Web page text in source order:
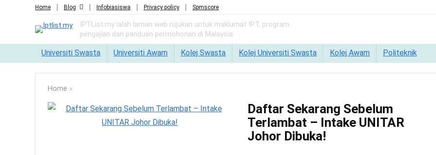
Home Blog Infobiasiswa Privacy policy Spmscore
IPTList.my ialah laman web rujukan untuk maklumat IPT, program
pengajian dan panduan permohonan di Malaysia.
Universiti Swasta Universiti Awam Kolej Swasta Kolej Universiti Swasta Kolej Awam Politeknik
Home »
Daftar Sekarang Sebelum
Terlambat – Intake UNITAR
Johor Dibuka!